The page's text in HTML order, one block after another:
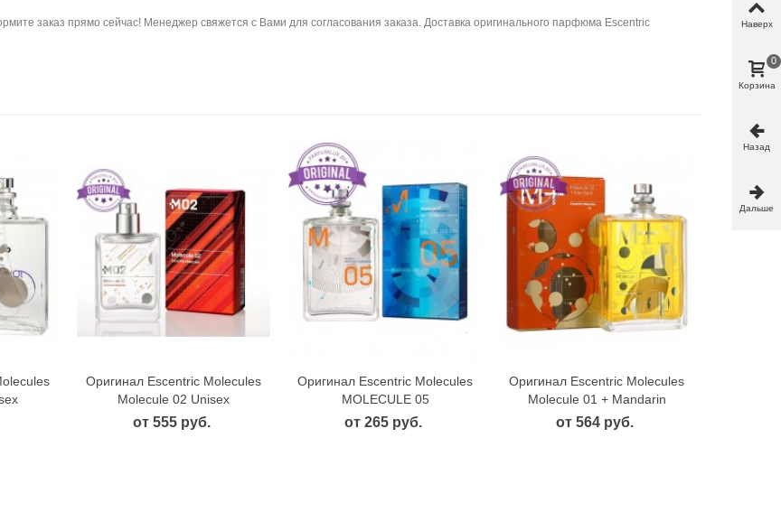
заказ прямо сейчас! Менеджер свяжется с Вами для согласования заказа. Доставка оригинального парфюма Escentric
Быстрый просмотр
Оригинал Escentric Molecules
Molecule 02 Unisex
от 555 руб.
Быстрый просмотр
Оригинал Escentric Molecules
MOLECULE 05
от 265 руб.
Быстрый просмотр
Оригинал Escentric Molecules
Molecule 01 + Mandarin
от 564 руб.
Наверх
Корзина
0
Назад
Дальше